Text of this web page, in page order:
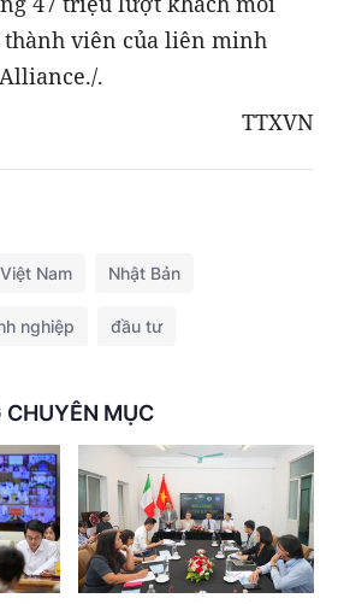
viên của liên minh
.
TTXVN
Việt Nam Nhật Bản
nghiệp đầu tư
CHUYÊN MỤC